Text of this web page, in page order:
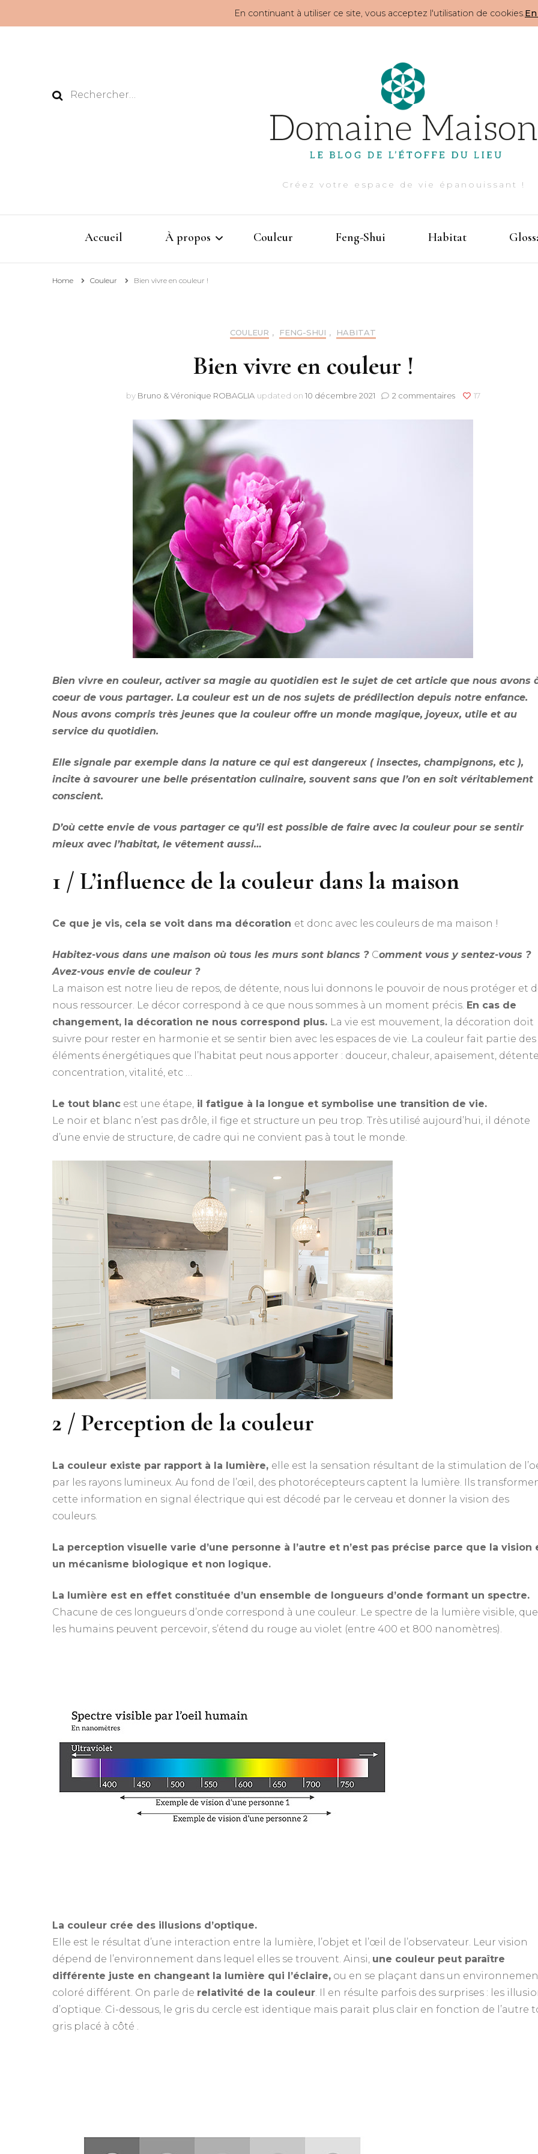
En continuant à utiliser ce site, vous acceptez l'utilisation de cookies.
Rechercher :
Créez votre espace de vie épanouissant !
Accueil À propos
suivre ce blog ?
Couleur Feng-Shui Habitat
Home Couleur Bien vivre en couleur !
COULEUR , FENG-SHUI , HABITAT
Bien vivre en couleur !
by Bruno & Véronique ROBAGLIA updated on 10 décembre 2021 2 commentaires sur
vivre
17
Bien vivre en couleur, activer sa magie au quotidien est le sujet de cet article que nous avons
coeur de vous partager. La couleur est un de nos sujets de prédilection depuis notre enfance.
Nous avons compris très jeunes que la couleur offre un monde magique, joyeux, utile et au
service du quotidien.
Elle signale par exemple dans la nature ce qui est dangereux ( insectes, champignons, etc ),
incite à savourer une belle présentation culinaire, souvent sans que l’on en soit véritablement
conscient.
D’où cette envie de vous partager ce qu’il est possible de faire avec la couleur pour se sentir
mieux avec l’habitat, le vêtement aussi…
1 / L’influence de la couleur dans la maison
Ce que je vis, cela se voit dans ma décoration et donc avec les couleurs de ma maison !
Habitez-vous dans une maison où tous les murs sont blancs ? Comment vous y sentez-vous ?
Avez-vous envie de couleur ?
La maison est notre lieu de repos, de détente, nous lui donnons le pouvoir de nous protéger et
nous ressourcer. Le décor correspond à ce que nous sommes à un moment précis. En cas de
changement, la décoration ne nous correspond plus. La vie est mouvement, la décoration doit
suivre pour rester en harmonie et se sentir bien avec les espaces de vie. La couleur fait partie des
éléments énergétiques que l’habitat peut nous apporter : douceur, chaleur, apaisement,
concentration, vitalité, etc …
Le tout blanc est une étape, il fatigue à la longue et symbolise une transition de vie.
Le noir et blanc n’est pas drôle, il fige et structure un peu trop. Très utilisé aujourd’hui, il dénote
d’une envie de structure, de cadre qui ne convient pas à tout le monde.
2 / Perception de la couleur
La couleur existe par rapport à la lumière, elle est la sensation résultant de la stimulation de
par les rayons lumineux. Au fond de l’œil, des photorécepteurs captent la lumière. Ils
cette information en signal électrique qui est décodé par le cerveau et donner la vision des
couleurs.
La perception visuelle varie d’une personne à l’autre et n’est pas précise parce que la vision
un mécanisme biologique et non logique.
La lumière est en effet constituée d’un ensemble de longueurs d’onde formant un spectre.
Chacune de ces longueurs d’onde correspond à une couleur. Le spectre de la lumière visible, que
les humains peuvent percevoir, s’étend du rouge au violet (entre 400 et 800 nanomètres).
La couleur crée des illusions d’optique.
Elle est le résultat d’une interaction entre la lumière, l’objet et l’œil de l’observateur. Leur vision
dépend de l’environnement dans lequel elles se trouvent. Ainsi, une couleur peut paraître
différente juste en changeant la lumière qui l’éclaire, ou en se plaçant dans un
coloré différent. On parle de relativité de la couleur . Il en résulte parfois des surprises : les
d’optique. Ci-dessous, le gris du cercle est identique mais parait plus clair en fonction de l’autre
gris placé à côté .